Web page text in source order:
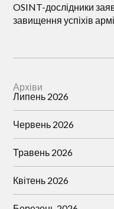
OSINT-дослідники
завищення успіхів
Архіви
Липень 2026
Червень 2026
Травень 2026
Квітень 2026